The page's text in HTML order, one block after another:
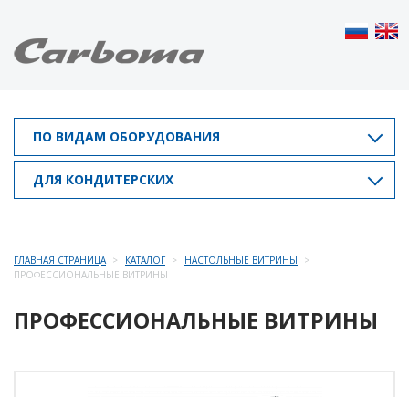
ПО ВИДАМ ОБОРУДОВАНИЯ
ДЛЯ КОНДИТЕРСКИХ
ГЛАВНАЯ СТРАНИЦА КАТАЛОГ
НАСТОЛЬНЫЕ ВИТРИНЫ
ПРОФЕССИОНАЛЬНЫЕ ВИТРИНЫ
ПРОФЕССИОНАЛЬНЫЕ ВИТРИНЫ